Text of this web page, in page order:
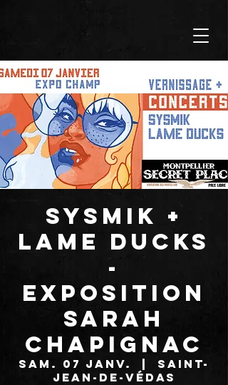
SYSMIK +
LAME DUCKS
-
EXPOSITION
SARAH
CHAPIGNAC
sam. 07 janv.
Saint-
Jean-de-Védas